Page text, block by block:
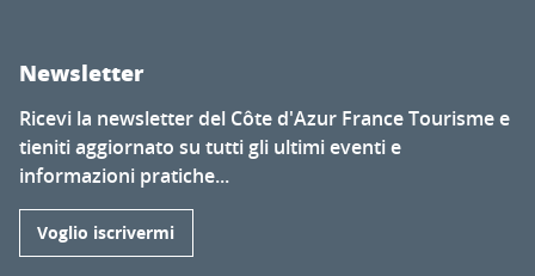
Newsletter
Ricevi la newsletter del Côte d'Azur France Tourisme e
tieniti aggiornato su tutti gli ultimi eventi e
informazioni pratiche...
Voglio iscrivermi